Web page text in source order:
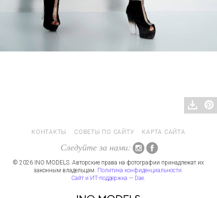
КОНТАКТЫ СОВЕТЫ ПО САЙТУ КАРТА САЙТА
Следуйте за нами:
© 2026 INO MODELS. Авторские права на фотографии принадлежат их
законным владельцам. Политика конфиденциальности.
Сайт и ИТ-поддержка — Dae.